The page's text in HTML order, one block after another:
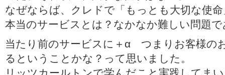
なぜならば、クレドで「もっとも大切な使
本当のサービスとは？なかなか難しい問題
当たり前のサービスに＋α つまりお客様の
るということかな？って思いました。